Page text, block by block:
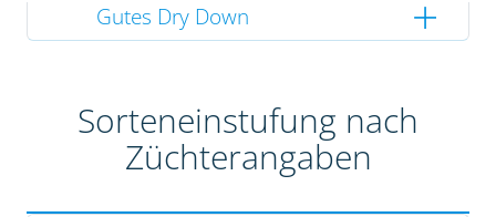
Gutes Dry Down
Sorteneinstufung nach
Züchterangaben